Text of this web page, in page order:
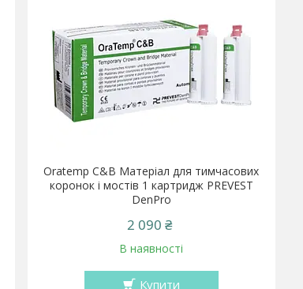
Oratemp C&B Матеріал для тимчасових
коронок і мостів 1 картридж PREVEST
DenPro
2 090 ₴
В наявності
Купити